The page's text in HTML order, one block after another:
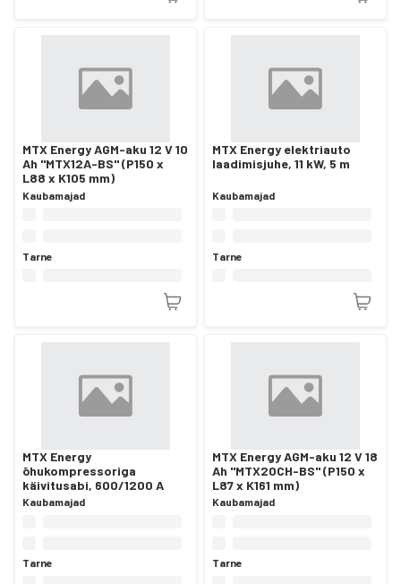
MTX Energy AGM-aku 12 V 10
Ah "MTX12A-BS" (P150 x
L88 x K105 mm)
Kaubamajad
Tarne
MTX Energy elektriauto
laadimisjuhe, 11 kW, 5 m
Kaubamajad
Tarne
MTX Energy
õhukompressoriga
käivitusabi, 600/1200 A
Kaubamajad
Tarne
MTX Energy AGM-aku 12 V 18
Ah "MTX20CH-BS" (P150 x
L87 x K161 mm)
Kaubamajad
Tarne